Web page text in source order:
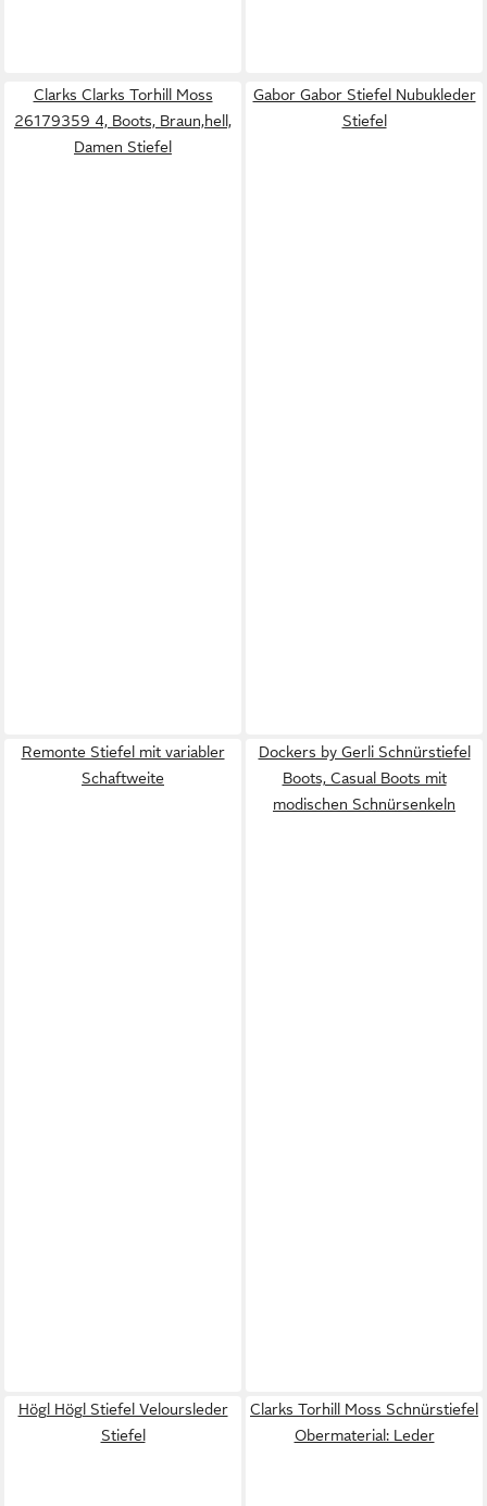
Clarks Clarks Torhill Moss
26179359 4, Boots, Braun,hell,
Damen Stiefel
Gabor Gabor Stiefel Nubukleder
Stiefel
Remonte Stiefel mit variabler
Schaftweite
Dockers by Gerli Schnürstiefel
Boots, Casual Boots mit
modischen Schnürsenkeln
Högl Högl Stiefel Veloursleder
Stiefel
Clarks Torhill Moss Schnürstiefel
Obermaterial: Leder